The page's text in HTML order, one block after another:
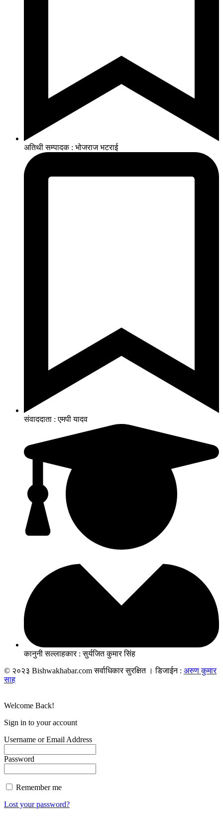
अतिथी सम्पादक : भोजराज भटराई
संवाददाता : एमपी यादव
कानुनी सल्लाहकार : सुर्यजित कुमार सिंह
© २०२३ Bishwakhabar.com सर्वाधिकार सुरक्षित । डिजाईन : अरुण कुमार
साह
Welcome Back!
Sign in to your account
Username or Email Address
Password
Remember me
Lost your password?